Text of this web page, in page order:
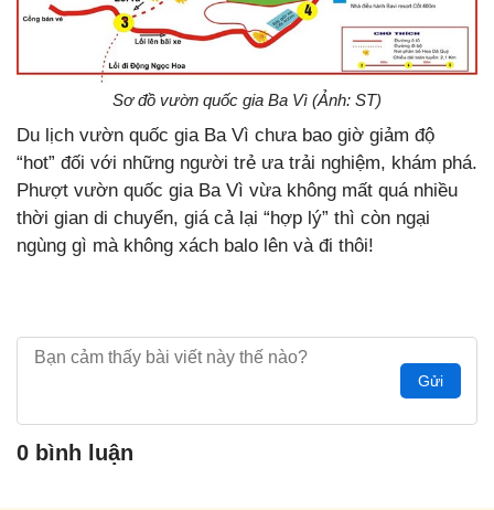
Sơ đồ vườn quốc gia Ba Vì (Ảnh: ST)
Du lịch vườn quốc gia Ba Vì chưa bao giờ giảm độ
“hot” đối với những người trẻ ưa trải nghiệm, khám phá.
Phượt vườn quốc gia Ba Vì vừa không mất quá nhiều
thời gian di chuyển, giá cả lại “hợp lý” thì còn ngại
ngùng gì mà không xách balo lên và đi thôi!
Gửi
0 bình luận